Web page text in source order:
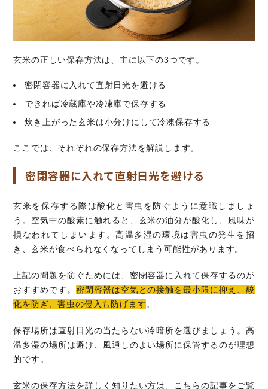
玄米の正しい保存方法は、主に以下の3つです。
密閉容器に入れて直射日光を避ける
できれば冷蔵庫や冷凍庫で保存する
炊き上がった玄米は小分けにして冷凍保存する
ここでは、それぞれの保存方法を解説します。
密閉容器に入れて直射日光を避ける
玄米を保存する際は酸化と害虫を防ぐように意識しましょ
う。空気中の酸素に触れると、玄米の油分が酸化し、風味が
損なわれてしまいます。高温多湿の環境は害虫の発生を招
き、玄米が食べられなくなってしまう可能性があります。
上記の問題を防ぐためには、密閉容器に入れて保存するのが
おすすめです。 密閉容器は空気との接触を最小限に抑え、酸
化を防ぎ、害虫の侵入も防げます。
保存場所は直射日光の当たらない冷暗所を選びましょう。高
温多湿の場所は避け、風通しのよい場所に保管するのが理想
的です。
玄米の保存方法を詳しく知りたい方は、こちらの記事をご覧